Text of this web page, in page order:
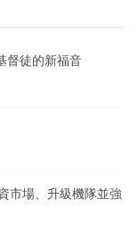
督徒的新福音
市場、升級機隊並強